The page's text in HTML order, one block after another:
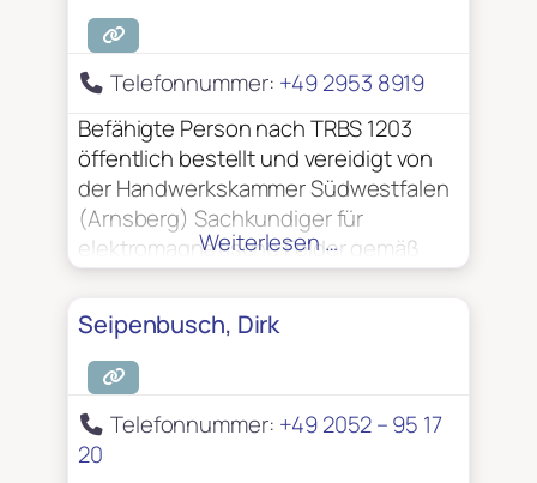
Telefonnummer: +49 2953 8919
Befähigte Person nach TRBS 1203
öffentlich bestellt und vereidigt von
der Handwerkskammer Südwestfalen
(Arnsberg) Sachkundiger für
elektromagnetische Felder gemäß
BGV B11 Sachkundiger für ESD-
Schutzmaßnahmen VdS –
anerkannter Sachverständiger für
EMV-gerechte elektrische Anlagen
und Blitzschutzsysteme VdS –
anerkannter Sachverständiger zur
Prüfung elektrischer Anlagen
Weiterlesen …
Seipenbusch, Dirk
Telefonnummer: +49 2052 – 95 17
20